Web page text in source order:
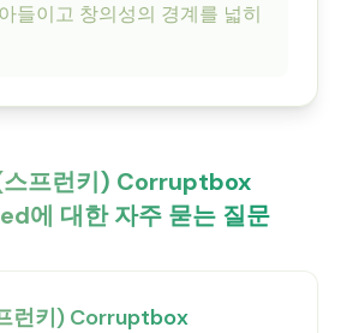
들이고 창의성의 경계를 넓히
프런키) Corruptbox
에 대한 자주 묻는 질문
런키) Corruptbox